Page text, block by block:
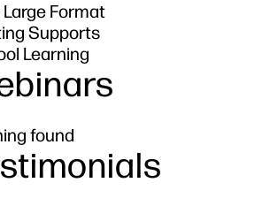
Large Format
Supports
Learning
found